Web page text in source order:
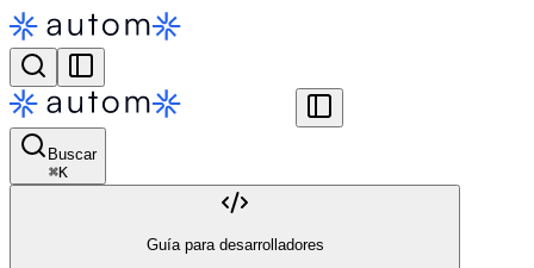
Buscar
⌘K
Guía para desarrolladores